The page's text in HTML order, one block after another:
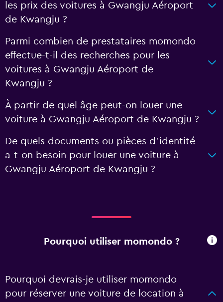
les prix des voitures à Gwangju Aéroport
de Kwangju ?
Parmi combien de prestataires momondo
effectue-t-il des recherches pour les
voitures à Gwangju Aéroport de
Kwangju ?
À partir de quel âge peut-on louer une
voiture à Gwangju Aéroport de Kwangju ?
De quels documents ou pièces d'identité
a-t-on besoin pour louer une voiture à
Gwangju Aéroport de Kwangju ?
Pourquoi utiliser momondo ?
Pourquoi devrais-je utiliser momondo
pour réserver une voiture de location à